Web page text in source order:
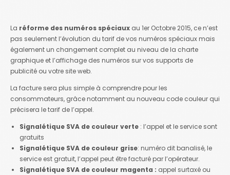
La réforme des numéros spéciaux au 1er Octobre 2015, ce n’est
pas seulement l’évolution du tarif de vos numéros spéciaux mais
également un changement complet au niveau de la charte
graphique et l’affichage des numéros sur vos supports de
publicité ou votre site web.
La facture sera plus simple à comprendre pour les
consommateurs, grâce notamment au nouveau code couleur qui
précisera le tarif de l’appel.
Signalétique SVA de couleur verte : l’appel et le service sont
gratuits
Signalétique SVA de couleur grise: numéro dit banalisé, le
service est gratuit, l’appel peut être facturé par l’opérateur.
Signalétique SVA de couleur magenta : appel surtaxé ou